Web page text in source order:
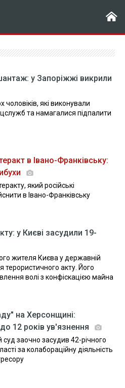
у Запоріжжі викрили
які виконували
та намагалися підпалити
в Івано-Франківську:
який російські
в Івано-Франківську
у Києві засудили 19-
жителя Києва у державній
терористичного акту. Його
волі з конфіскацією майна
на Херсонщині:
12 років ув'язнення
суд заочно засудив 42-річного
за колабораційну діяльність